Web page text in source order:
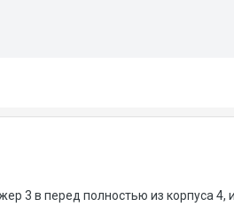
3 в перед полностью из корпуса 4,